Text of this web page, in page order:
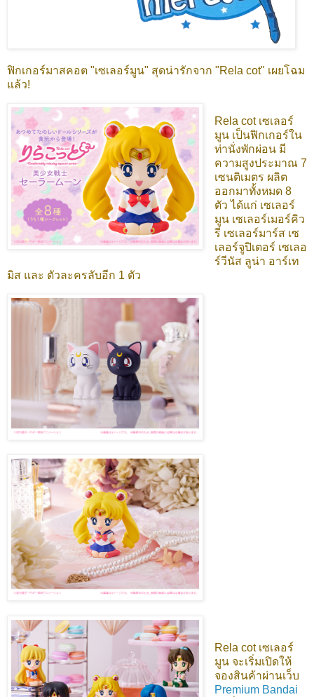
ฟิกเกอร์มาสคอต "เซเลอร์มูน" สุดน่ารักจาก "Rela cot" เผยโฉม
แล้ว!
Rela cot เซเลอร์
มูน เป็นฟิกเกอร์ใน
ท่านั่งพักผ่อน มี
ความสูงประมาณ 7
เซนติเมตร ผลิต
ออกมาทั้งหมด 8
ตัว ได้แก่ เซเลอร์
มูน เซเลอร์เมอร์คิว
รี่ เซเลอร์มาร์ส เซ
เลอร์จูปิเตอร์ เซเลอ
ร์วีนัส ลูน่า อาร์เท
มิส และ ตัวละครลับอีก 1 ตัว
Rela cot เซเลอร์
มูน จะเริ่มเปิดให้
จองสินค้าผ่านเว็บ
Premium Bandai